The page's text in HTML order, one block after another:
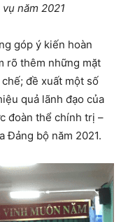
năm 2021
góp ý kiến hoàn
rõ thêm những mặt
đề xuất một số
quả lãnh đạo của
đoàn thể chính trị –
Đảng bộ năm 2021.